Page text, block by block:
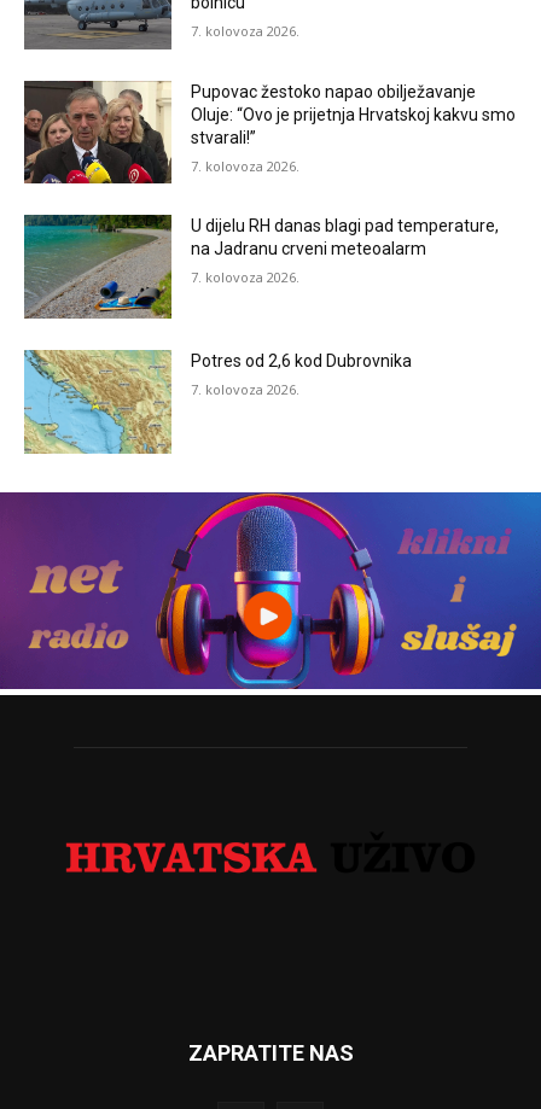
7. kolovoza 2026.
Pupovac žestoko napao obilježavanje
Oluje: “Ovo je prijetnja Hrvatskoj kakvu smo
stvarali!”
7. kolovoza 2026.
U dijelu RH danas blagi pad temperature,
na Jadranu crveni meteoalarm
7. kolovoza 2026.
Potres od 2,6 kod Dubrovnika
7. kolovoza 2026.
ZAPRATITE NAS